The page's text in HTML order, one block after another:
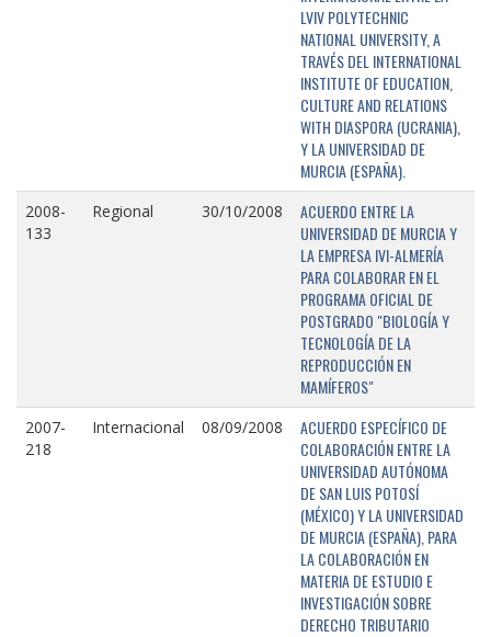
LVIV POLYTECHNIC
NATIONAL UNIVERSITY, A
TRAVÉS DEL INTERNATIONAL
INSTITUTE OF EDUCATION,
CULTURE AND RELATIONS
WITH DIASPORA (UCRANIA),
Y LA UNIVERSIDAD DE
MURCIA (ESPAÑA).
2008-
133
Regional 30/10/2008
ACUERDO ENTRE LA
UNIVERSIDAD DE MURCIA Y
LA EMPRESA IVI-ALMERÍA
PARA COLABORAR EN EL
PROGRAMA OFICIAL DE
POSTGRADO "BIOLOGÍA Y
TECNOLOGÍA DE LA
REPRODUCCIÓN EN
MAMÍFEROS"
2007-
218
Internacional 08/09/2008
ACUERDO ESPECÍFICO DE
COLABORACIÓN ENTRE LA
UNIVERSIDAD AUTÓNOMA
DE SAN LUIS POTOSÍ
(MÉXICO) Y LA UNIVERSIDAD
DE MURCIA (ESPAÑA), PARA
LA COLABORACIÓN EN
MATERIA DE ESTUDIO E
INVESTIGACIÓN SOBRE
DERECHO TRIBUTARIO